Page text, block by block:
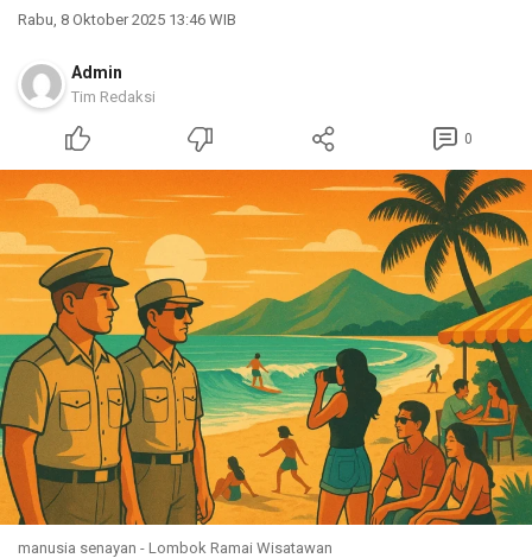
Rabu, 8 Oktober 2025 13:46 WIB
Admin
Tim Redaksi
0
manusia senayan - Lombok Ramai Wisatawan